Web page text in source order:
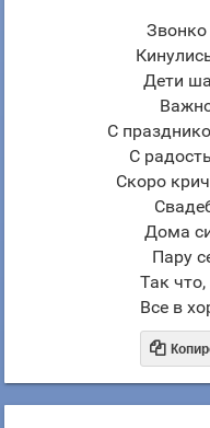
Звонко
Дети
С
С
Скоро
Дома
Пару
Так
Все в
